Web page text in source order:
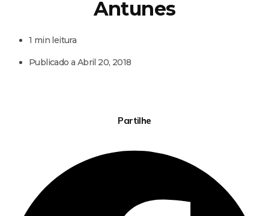
Antunes
1 min leitura
Publicado a Abril 20, 2018
Partilhe